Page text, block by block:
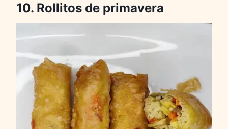
10. Rollitos de primavera